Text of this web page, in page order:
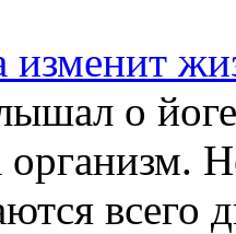
изменит
о
всего